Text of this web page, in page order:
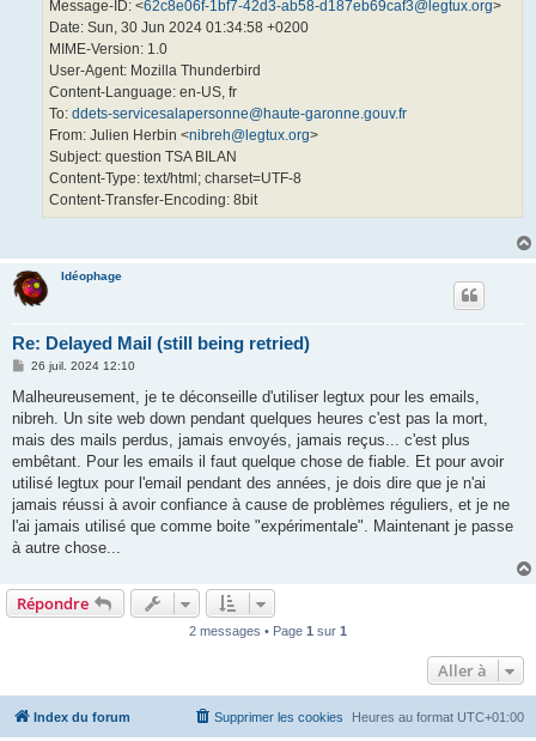
Message-ID: <62c8e06f-1bf7-42d3-ab58-d187eb69caf3@legtux.org>
Date: Sun, 30 Jun 2024 01:34:58 +0200
MIME-Version: 1.0
User-Agent: Mozilla Thunderbird
Content-Language: en-US, fr
To: ddets-servicesalapersonne@haute-garonne.gouv.fr
From: Julien Herbin <nibreh@legtux.org>
Subject: question TSA BILAN
Content-Type: text/html; charset=UTF-8
Content-Transfer-Encoding: 8bit
Idéophage
Re: Delayed Mail (still being retried)
M
s
a
g
26 juil. 2024 12:10
Malheureusement, je te déconseille d'utiliser legtux pour les emails,
nibreh. Un site web down pendant quelques heures c'est pas la mort,
mais des mails perdus, jamais envoyés, jamais reçus... c'est plus
embêtant. Pour les emails il faut quelque chose de fiable. Et pour avoir
utilisé legtux pour l'email pendant des années, je dois dire que je n'ai
jamais réussi à avoir confiance à cause de problèmes réguliers, et je ne
l'ai jamais utilisé que comme boite "expérimentale". Maintenant je passe
à autre chose...
Répondre
2 messages • Page 1 sur 1
Aller à
Index du forum Heures au format UTC+01:00
Supprimer les cookies